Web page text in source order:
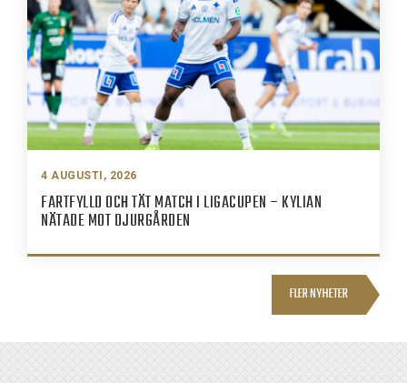
4 AUGUSTI, 2026
FARTFYLLD OCH TÄT MATCH I LIGACUPEN – KYLIAN
NÄTADE MOT DJURGÅRDEN
FLER NYHETER